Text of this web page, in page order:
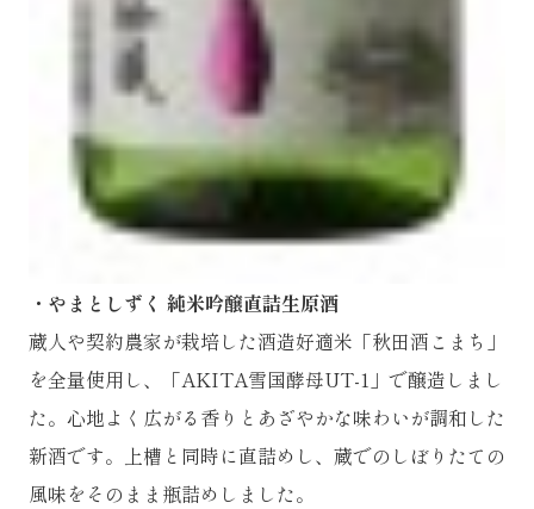
・やまとしずく 純米吟醸直詰生原酒
蔵人や契約農家が栽培した酒造好適米「秋田酒こまち」
を全量使用し、「AKITA雪国酵母UT-1」で醸造しまし
た。心地よく広がる香りとあざやかな味わいが調和した
新酒です。上槽と同時に直詰めし、蔵でのしぼりたての
風味をそのまま瓶詰めしました。